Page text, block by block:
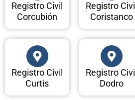
Registro Civil
Corcubión
Registro Civil
Coristanco
Registro Civil
Curtis
Registro Civil
Dodro